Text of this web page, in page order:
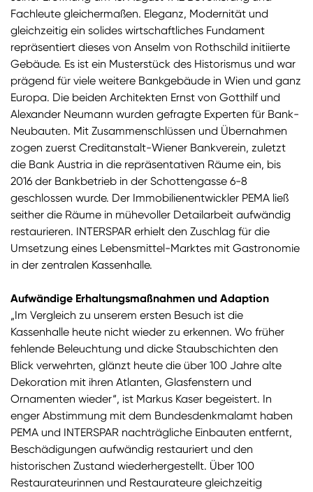
Fachleute gleichermaßen. Eleganz, Modernität und
gleichzeitig ein solides wirtschaftliches Fundament
repräsentiert dieses von Anselm von Rothschild initiierte
Gebäude. Es ist ein Musterstück des Historismus und war
prägend für viele weitere Bankgebäude in Wien und ganz
Europa. Die beiden Architekten Ernst von Gotthilf und
Alexander Neumann wurden gefragte Experten für Bank-
Neubauten. Mit Zusammenschlüssen und Übernahmen
zogen zuerst Creditanstalt-Wiener Bankverein, zuletzt
die Bank Austria in die repräsentativen Räume ein, bis
2016 der Bankbetrieb in der Schottengasse 6-8
geschlossen wurde. Der Immobilienentwickler PEMA ließ
seither die Räume in mühevoller Detailarbeit aufwändig
restaurieren. INTERSPAR erhielt den Zuschlag für die
Umsetzung eines Lebensmittel-Marktes mit Gastronomie
in der zentralen Kassenhalle.
Aufwändige Erhaltungsmaßnahmen und Adaption
„Im Vergleich zu unserem ersten Besuch ist die
Kassenhalle heute nicht wieder zu erkennen. Wo früher
fehlende Beleuchtung und dicke Staubschichten den
Blick verwehrten, glänzt heute die über 100 Jahre alte
Dekoration mit ihren Atlanten, Glasfenstern und
Ornamenten wieder“, ist Markus Kaser begeistert. In
enger Abstimmung mit dem Bundesdenkmalamt haben
PEMA und INTERSPAR nachträgliche Einbauten entfernt,
Beschädigungen aufwändig restauriert und den
historischen Zustand wiederhergestellt. Über 100
Restaurateurinnen und Restaurateure gleichzeitig